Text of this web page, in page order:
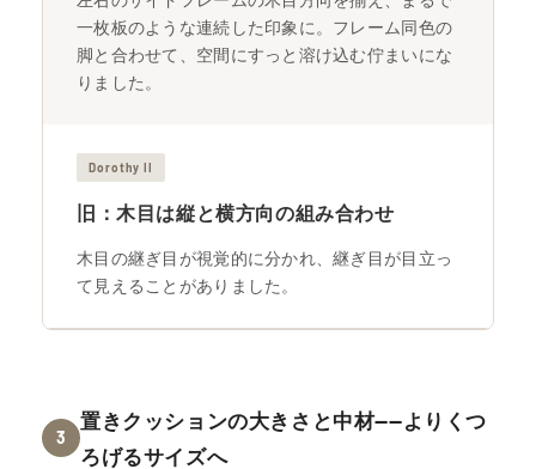
一枚板のような連続した印象に。フレーム同色の
脚と合わせて、空間にすっと溶け込む佇まいにな
りました。
Dorothy II
旧：木目は縦と横方向の組み合わせ
木目の継ぎ目が視覚的に分かれ、継ぎ目が目立っ
て見えることがありました。
3
置きクッションの大きさと中材——よりくつ
ろげるサイズへ